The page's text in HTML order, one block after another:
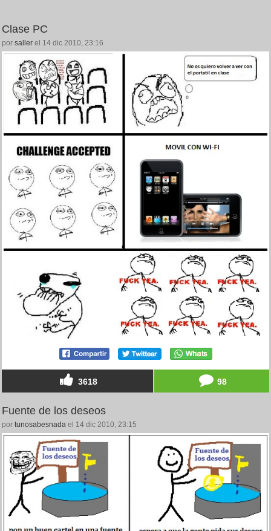
Clase PC
por saller el 14 dic 2010, 23:16
3618 98
Fuente de los deseos
por tunosabesnada el 14 dic 2010, 23:15